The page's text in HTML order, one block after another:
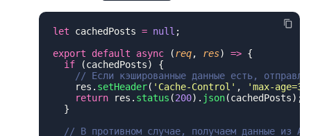
let cachedPosts = null
export default async (req, res) =>
  if
    res.
setHeader( ' Cache-Control ' , 'max-
    return
res. status (200). json